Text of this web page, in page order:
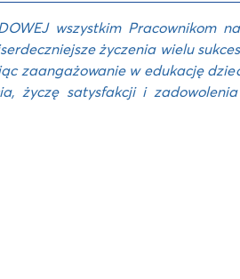
wszystkim Pracownikom
życzenia wielu
zaangażowanie w edukację
życzę satysfakcji i zadowolenia